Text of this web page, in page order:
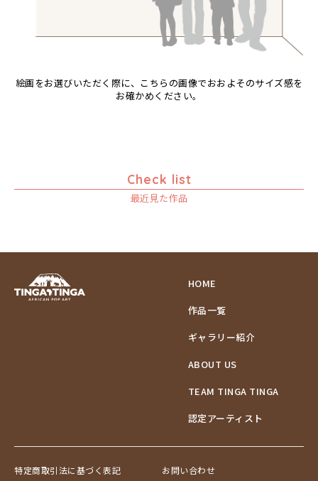
絵画をお選びいただく際に、こちらの画像でおおよそのサイズ感を
お確かめください。
Check list
最近見た作品
HOME
作品一覧
ギャラリー紹介
ABOUT US
TEAM TINGA TINGA
認定アーティスト
特定商取引法に基づく表記
お問い合わせ